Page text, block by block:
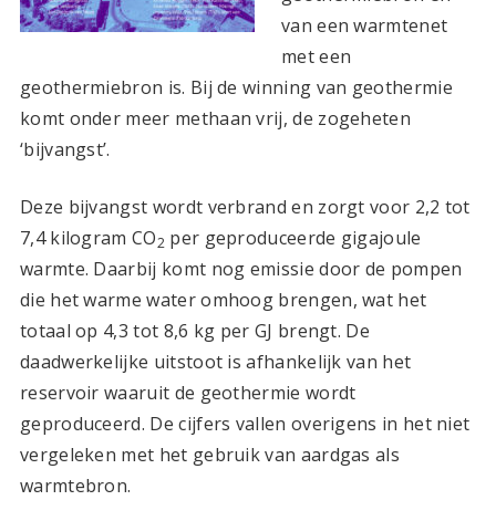
van een warmtenet
met een
geothermiebron is. Bij de winning van geothermie
komt onder meer methaan vrij, de zogeheten
‘bijvangst’.
Deze bijvangst wordt verbrand en zorgt voor 2,2 tot
7,4 kilogram CO2 per geproduceerde gigajoule
warmte. Daarbij komt nog emissie door de pompen
die het warme water omhoog brengen, wat het
totaal op 4,3 tot 8,6 kg per GJ brengt. De
daadwerkelijke uitstoot is afhankelijk van het
reservoir waaruit de geothermie wordt
geproduceerd. De cijfers vallen overigens in het niet
vergeleken met het gebruik van aardgas als
warmtebron.